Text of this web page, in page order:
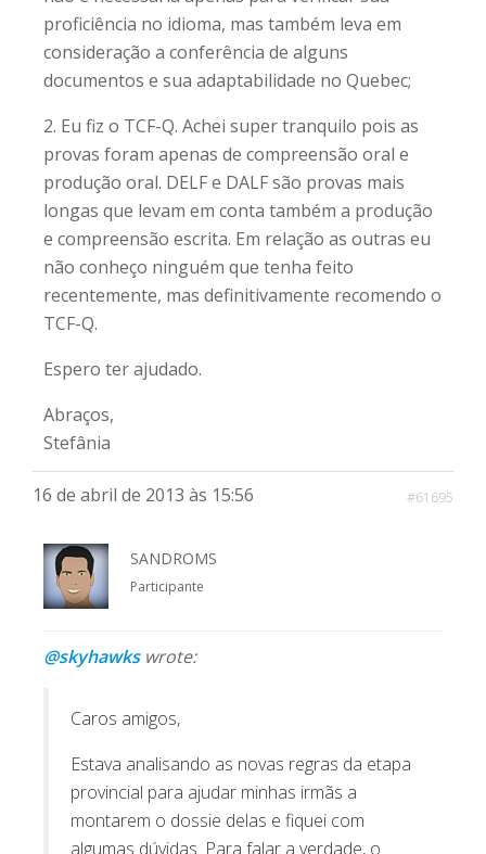
proficiência no idioma, mas também leva em
consideração a conferência de alguns
documentos e sua adaptabilidade no Quebec;
2. Eu fiz o TCF-Q. Achei super tranquilo pois as
provas foram apenas de compreensão oral e
produção oral. DELF e DALF são provas mais
longas que levam em conta também a produção
e compreensão escrita. Em relação as outras eu
não conheço ninguém que tenha feito
recentemente, mas definitivamente recomendo o
TCF-Q.
Espero ter ajudado.
Abraços,
Stefânia
16 de abril de 2013 às 15:56 #61695
SANDROMS
Participante
@skyhawkswrote:
Caros amigos,
Estava analisando as novas regras da etapa
provincial para ajudar minhas irmãs a
montarem o dossie delas e fiquei com
algumas dúvidas. Para falar a verdade, o